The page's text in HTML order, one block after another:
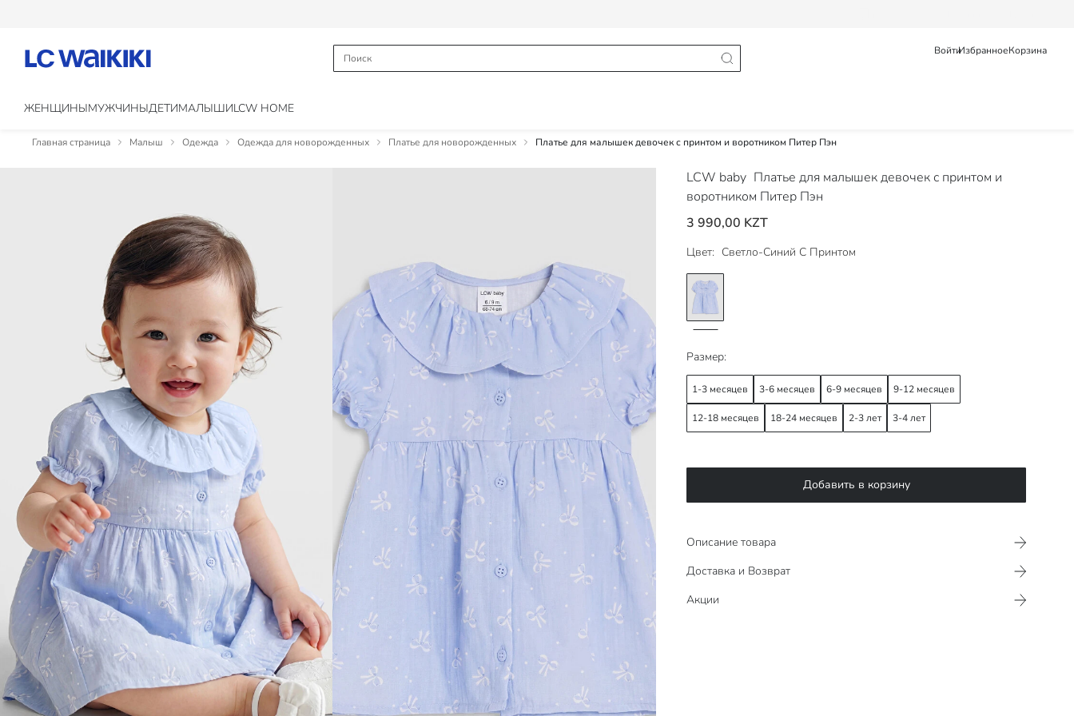
ВойтиИзбранноеКорзина
ЖЕНЩИНЫМУЖЧИНЫДЕТИМАЛЫШИLCW HOME
Главная страница Малыш Одежда Одежда для новорожденных Платье для новорожденных Платье для малышек девочек с принтом и воротником Питер Пэн
LCW baby Платье для малышек девочек с принтом и
воротником Питер Пэн
3 990,00 KZT
Цвет: Светло-Синий С Принтом
Размер:
1-3 месяцев 3-6 месяцев 6-9 месяцев 9-12 месяцев
12-18 месяцев 18-24 месяцев 2-3 лет 3-4 лет
Добавить в корзину
Описание товара
Доставка и Возврат
Акции